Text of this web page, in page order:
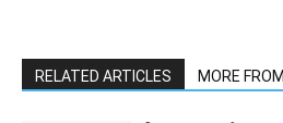
RELATED ARTICLES MORE